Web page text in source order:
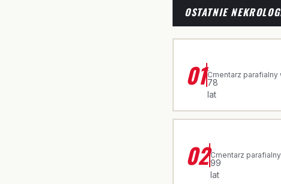
OSTATNIE
01·
78
lat
Cmentarz parafialny
02·
99
lat
Cmentarz